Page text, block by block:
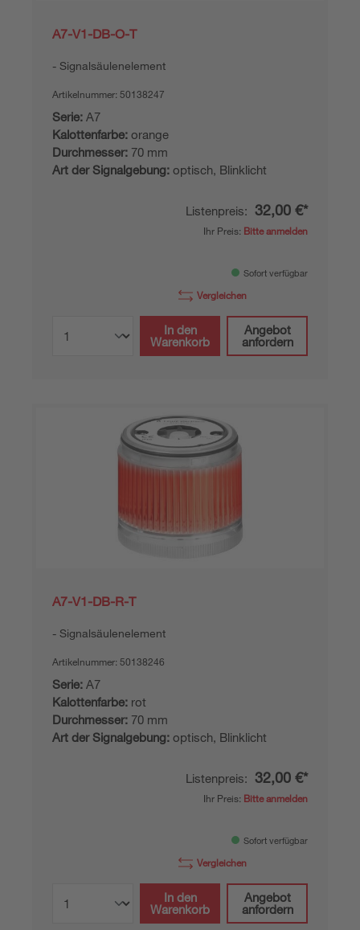
A7-V1-DB-O-T
Signalsäulenelement
Artikelnummer: 50138247
Serie: A7
Kalottenfarbe: orange
Durchmesser: 70 mm
Art der Signalgebung: optisch, Blinklicht
Listenpreis: 32,00 €*
Ihr Preis: Bitte anmelden
Sofort verfügbar
Vergleichen
In den
Warenkorb
Angebot
anfordern
A7-V1-DB-R-T
Signalsäulenelement
Artikelnummer: 50138246
Serie: A7
Kalottenfarbe: rot
Durchmesser: 70 mm
Art der Signalgebung: optisch, Blinklicht
Listenpreis: 32,00 €*
Ihr Preis: Bitte anmelden
Sofort verfügbar
Vergleichen
In den
Warenkorb
Angebot
anfordern